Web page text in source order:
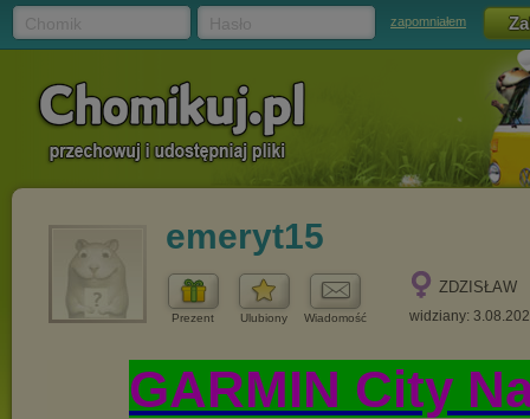
zapomniałem
emeryt15
Prezent Ulubiony Wiadomość
ZDZISŁAW
widziany: